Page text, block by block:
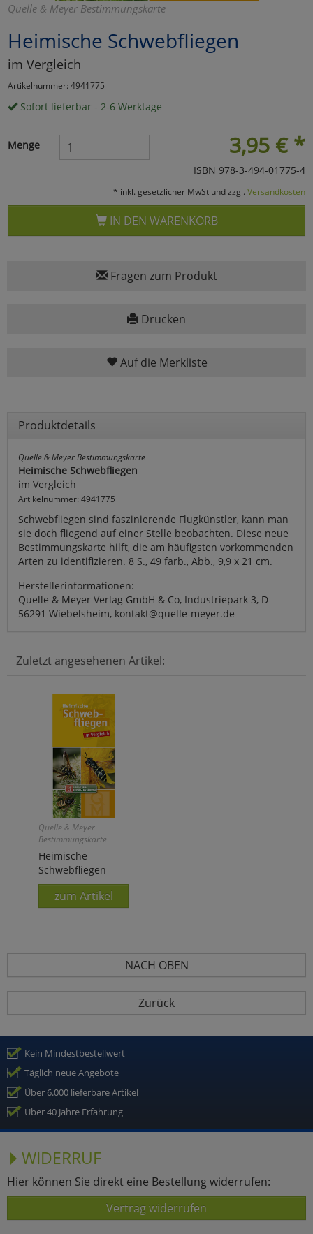
Quelle & Meyer Bestimmungskarte
Heimische Schwebfliegen
im Vergleich
Artikelnummer: 4941775
Sofort lieferbar - 2-6 Werktage
3,95 € *
Menge
ISBN 978-3-494-01775-4
* inkl. gesetzlicher MwSt und zzgl. Versandkosten
IN DEN WARENKORB
Fragen zum Produkt
Drucken
Auf die Merkliste
Produktdetails
Quelle & Meyer Bestimmungskarte
Heimische Schwebfliegen
im Vergleich
Artikelnummer: 4941775
Schwebfliegen sind faszinierende Flugkünstler, kann man
sie doch fliegend auf einer Stelle beobachten. Diese neue
Bestimmungskarte hilft, die am häufigsten vorkommenden
Arten zu identifizieren. 8 S., 49 farb., Abb., 9,9 x 21 cm.
Herstellerinformationen:
Quelle & Meyer Verlag GmbH & Co, Industriepark 3, D
56291 Wiebelsheim, kontakt@quelle-meyer.de
Zuletzt angesehenen Artikel:
Quelle & Meyer
Bestimmungskarte
Heimische
Schwebfliegen
zum Artikel
NACH OBEN
Zurück
Kein Mindestbestellwert
Täglich neue Angebote
Über 6.000 lieferbare Artikel
Über 40 Jahre Erfahrung
WIDERRUF
Hier können Sie direkt eine Bestellung widerrufen:
Vertrag widerrufen
Umfragetools
Cookies
Alle Akzeptieren
zu Haupptseite